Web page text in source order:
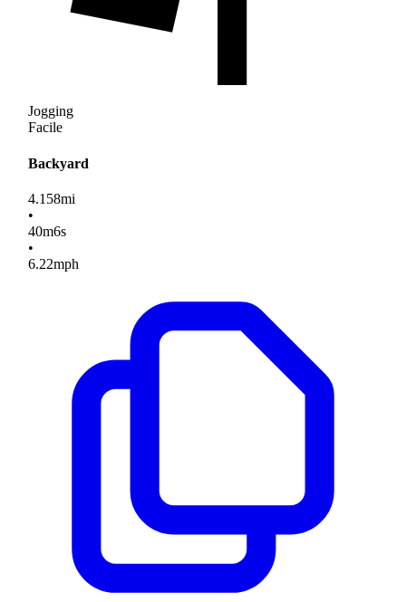
Jogging
Facile
Backyard
4.158mi
•
40m6s
•
6.22mph